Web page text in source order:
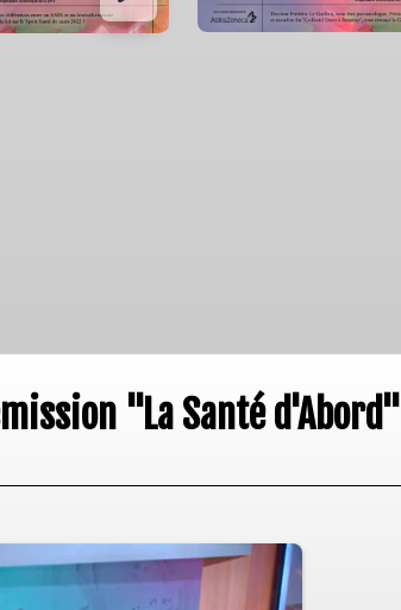
"La Santé d'Abord"